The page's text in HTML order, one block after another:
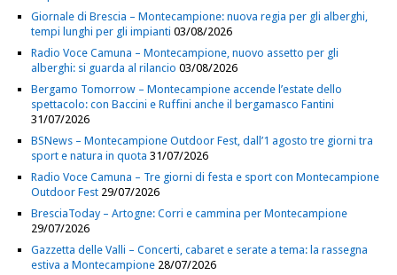
Giornale di Brescia – Montecampione: nuova regia per gli alberghi,
tempi lunghi per gli impianti 03/08/2026
Radio Voce Camuna – Montecampione, nuovo assetto per gli
alberghi: si guarda al rilancio 03/08/2026
Bergamo Tomorrow – Montecampione accende l’estate dello
spettacolo: con Baccini e Ruffini anche il bergamasco Fantini
31/07/2026
BSNews – Montecampione Outdoor Fest, dall’1 agosto tre giorni tra
sport e natura in quota 31/07/2026
Radio Voce Camuna – Tre giorni di festa e sport con Montecampione
Outdoor Fest 29/07/2026
BresciaToday – Artogne: Corri e cammina per Montecampione
29/07/2026
Gazzetta delle Valli – Concerti, cabaret e serate a tema: la rassegna
estiva a Montecampione 28/07/2026